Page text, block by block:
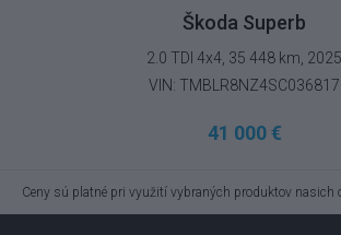
Škoda Superb
2.0 TDI 4x4, 35 448 km, 2025
VIN: TMBLR8NZ4SC036817
41 000 €
Ceny sú platné pri využití vybraných produktov nasich